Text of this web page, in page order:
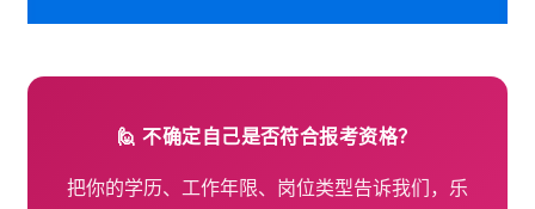
🙋 不确定自己是否符合报考资格？
把你的学历、工作年限、岗位类型告诉我们，乐